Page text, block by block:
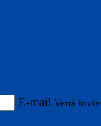
E-mail Verrà